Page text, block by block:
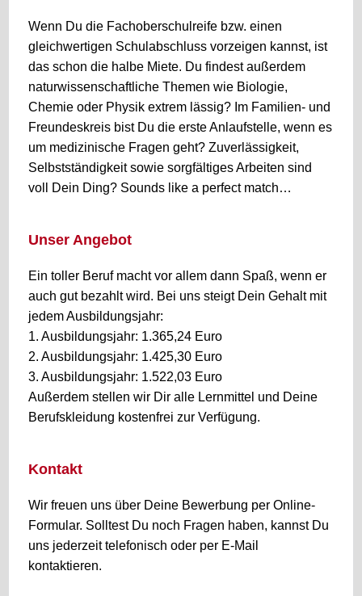
Wenn Du die Fachoberschulreife bzw. einen
gleichwertigen Schulabschluss vorzeigen kannst, ist
das schon die halbe Miete. Du findest außerdem
naturwissenschaftliche Themen wie Biologie,
Chemie oder Physik extrem lässig? Im Familien- und
Freundeskreis bist Du die erste Anlaufstelle, wenn es
um medizinische Fragen geht? Zuverlässigkeit,
Selbstständigkeit sowie sorgfältiges Arbeiten sind
voll Dein Ding? Sounds like a perfect match…
Unser Angebot
Ein toller Beruf macht vor allem dann Spaß, wenn er
auch gut bezahlt wird. Bei uns steigt Dein Gehalt mit
jedem Ausbildungsjahr:
1. Ausbildungsjahr: 1.365,24 Euro
2. Ausbildungsjahr: 1.425,30 Euro
3. Ausbildungsjahr: 1.522,03 Euro
Außerdem stellen wir Dir alle Lernmittel und Deine
Berufskleidung kostenfrei zur Verfügung.
Kontakt
Wir freuen uns über Deine Bewerbung per Online-
Formular. Solltest Du noch Fragen haben, kannst Du
uns jederzeit telefonisch oder per E-Mail
kontaktieren.